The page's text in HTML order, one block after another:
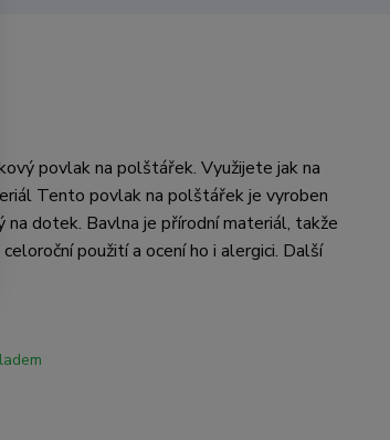
povlak na polštářek. Využijete jak na
Tento povlak na polštářek je vyroben
na dotek. Bavlna je přírodní materiál, takže
celoroční použití a ocení ho i alergici. Další